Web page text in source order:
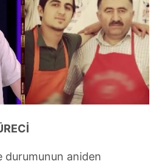
durumunun aniden